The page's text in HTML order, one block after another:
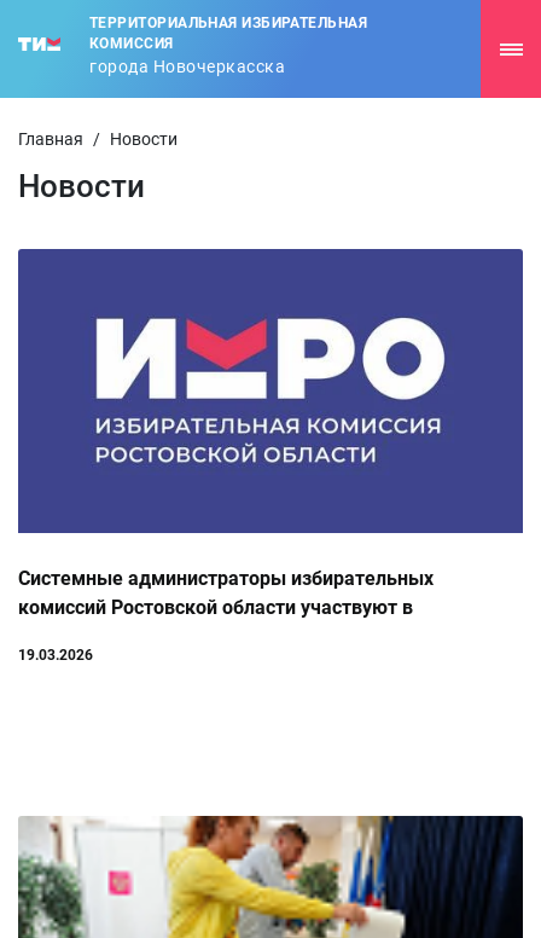
ТЕРРИТОРИАЛЬНАЯ ИЗБИРАТЕЛЬНАЯ
КОМИССИЯ
города Новочеркасска
Главная / Новости
Новости
Системные администраторы избирательных
комиссий Ростовской области участвуют в
проходит основной этап тренировки, в ходе которого
19.03.2026